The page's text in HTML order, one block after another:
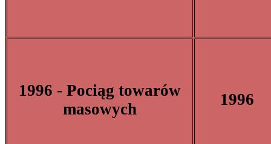
1996 - Pociąg towarów
masowych
1996